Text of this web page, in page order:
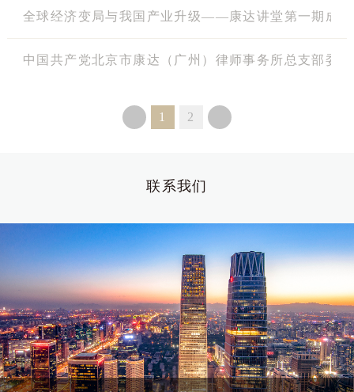
全球经济变局与我国产业升级——康达讲堂第一期成
中国共产党北京市康达（广州）律师事务所总支部委
1 2
联系我们